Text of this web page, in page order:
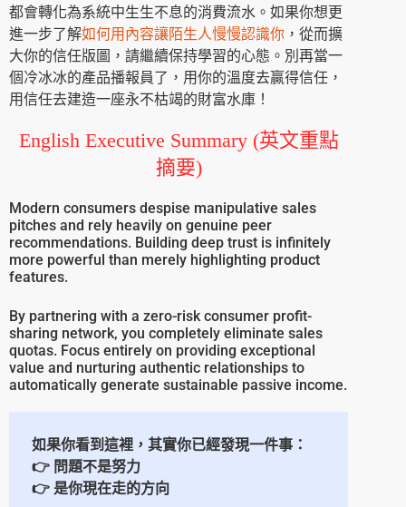
都會轉化為系統中生生不息的消費流水。如果你想更
進一步了解如何用內容讓陌生人慢慢認識你 ，從而擴
大你的信任版圖，請繼續保持學習的心態。別再當一
個冷冰冰的產品播報員了，用你的溫度去贏得信任，
用信任去建造一座永不枯竭的財富水庫！
English Executive Summary (英文重點
摘要)
Modern consumers despise manipulative sales
pitches and rely heavily on genuine peer
recommendations. Building deep trust is infinitely
more powerful than merely highlighting product
features.
By partnering with a zero-risk consumer profit-
sharing network, you completely eliminate sales
quotas. Focus entirely on providing exceptional
value and nurturing authentic relationships to
automatically generate sustainable passive income.
如果你看到這裡，其實你已經發現一件事：
👉 問題不是努力
👉 是你現在走的方向